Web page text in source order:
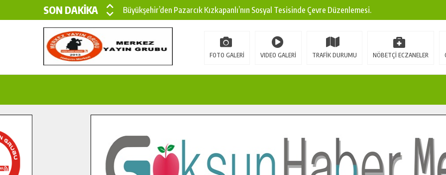
SON DAKİKA
Büyükşehir’den Pazarcık Kızkapanlı’nın Sosyal Tesisinde Çevre Düzenlemesi.
Büyükşehir’den Pazarcık Kırsalına Modern Ulaşım Yatırımı.
Çin’den KSÜ’ye Uluslararası Başarı: Edinilen Bilgi Türk Tarımına Katkı Sağlayacak.
İlçe Jandarma Komutanı Karakaya’dan Başkan Cüce’ye Veda Ziyareti.
Bertiz’in Yeni Köprüsünde Sona Doğru.
FOTO GALERİ VIDEO GALERİ TRAFİK DURUMU NÖBETÇİ ECZANELER